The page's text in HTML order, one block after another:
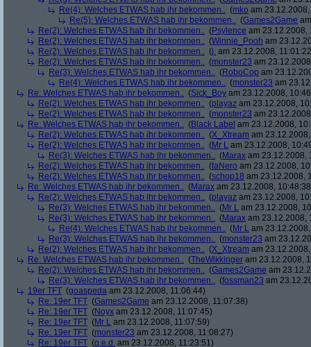
Re(4): Welches ETWAS hab ihr bekommen.. (mko am
Re(5): Welches ETWAS hab ihr bekommen.. (Games2Game
Re(2): Welches ETWAS hab ihr bekommen.. (Psylence am 23.12.2008,
Re(2): Welches ETWAS hab ihr bekommen.. (Winnie_Pooh am
Re(2): Welches ETWAS hab ihr bekommen.. (j. am 23.12.2008,
Re(2): Welches ETWAS hab ihr bekommen.. (monster23 am
Re(3): Welches ETWAS hab ihr bekommen.. (RoboCop am
Re(4): Welches ETWAS hab ihr bekommen.. (monster23 am
Re: Welches ETWAS hab ihr bekommen.. (Sick_Boy am 23.12.2008,
Re(2): Welches ETWAS hab ihr bekommen.. (playaz am 23.12.2008,
Re(2): Welches ETWAS hab ihr bekommen.. (monster23 am
Re: Welches ETWAS hab ihr bekommen.. (Black Label am 23.12.2008,
Re(2): Welches ETWAS hab ihr bekommen.. (X_Xtream am
Re(2): Welches ETWAS hab ihr bekommen.. (Mr L am 23.12.2008,
Re(3): Welches ETWAS hab ihr bekommen.. (Marax am 23.12.2008,
Re(2): Welches ETWAS hab ihr bekommen.. (taNero am 23.12.2008,
Re(2): Welches ETWAS hab ihr bekommen.. (schop18 am 23.12.2008,
Re: Welches ETWAS hab ihr bekommen.. (Marax am 23.12.2008,
Re(2): Welches ETWAS hab ihr bekommen.. (playaz am 23.12.2008,
Re(3): Welches ETWAS hab ihr bekommen.. (Mr L am 23.12.2008,
Re(3): Welches ETWAS hab ihr bekommen.. (Marax am 23.12.2008,
Re(4): Welches ETWAS hab ihr bekommen.. (Mr L am
Re(3): Welches ETWAS hab ihr bekommen.. (monster23 am
Re(2): Welches ETWAS hab ihr bekommen.. (X_Xtream am
Re: Welches ETWAS hab ihr bekommen.. (TheWikkinger am 23.12.2008,
Re(2): Welches ETWAS hab ihr bekommen.. (Games2Game am
Re(3): Welches ETWAS hab ihr bekommen.. (fossman23 am
19er TFT (goaspeda am 23.12.2008, 11:06:44)
Re: 19er TFT (Games2Game am 23.12.2008, 11:07:38)
Re: 19er TFT (Noyx am 23.12.2008, 11:07:45)
Re: 19er TFT (Mr L am 23.12.2008, 11:07:59)
Re: 19er TFT (monster23 am 23.12.2008, 11:08:27)
Re: 19er TFT (q.e.d. am 23.12.2008, 11:23:51)